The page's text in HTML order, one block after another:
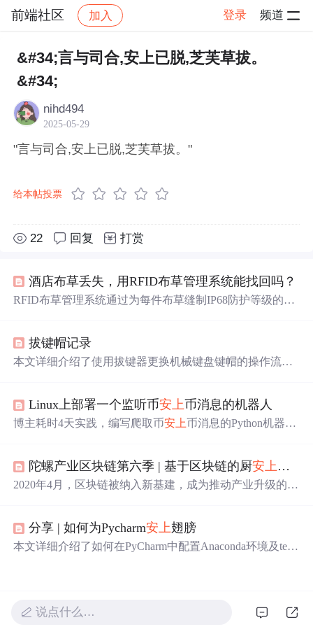
前端社区 加入 登录 频道
社区 前端社区 感慨 帖子详情
&#34;言与司合,安上已脱,芝芙草拔。
&#34;
nihd494
2025-05-29
"言与司合,安上已脱,芝芙草拔。"
给本帖投票
22 回复 打赏
酒店布草丢失，用RFID布草管理系统能找回吗？
RFID布草管理系统通过为每件布草缝制IP68防护等级的超
关键节点自动采集数据，支持异常布草定向查找与最后出
现位置追溯，显著提升丢失布草找回效率，并降低遗失率9
拔键帽记录
本文详细介绍了使用拔键器更换机械键盘键帽的操作流
容性问题，强调需核对原键位字符布局及增补键区适配。
Linux上部署一个监听币安上币消息的机器人
博主耗时4天实践，编写爬取币安上币消息的Python机器
行Linux环境配置，解决老版本SSL报错问题。最后将Wind
ows程序移植到Linux，修改代码、安装库并执行，还进行
陀螺产业区块链第六季 | 基于区块链的厨安上报平
2020年4月，区块链被纳入新基建，成为推动产业升级的重
螺产业区块链案例集-宇链科技专场》，通过具体案例展示
区块链技术的实际应用。本期案例聚焦基于区块链的厨安
分享 | 如何为Pycharm安上翅膀
本文详细介绍了如何在PyCharm中配置Anaconda环境及tens
说点什么…